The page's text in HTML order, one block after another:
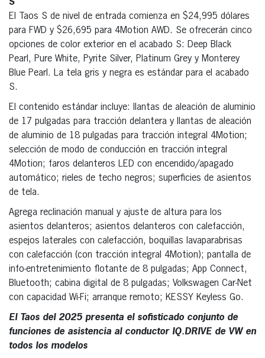
S
El Taos S de nivel de entrada comienza en $24,995 dólares
para FWD y $26,695 para 4Motion AWD. Se ofrecerán cinco
opciones de color exterior en el acabado S: Deep Black
Pearl, Pure White, Pyrite Silver, Platinum Grey y Monterey
Blue Pearl. La tela gris y negra es estándar para el acabado
S.
El contenido estándar incluye: llantas de aleación de aluminio
de 17 pulgadas para tracción delantera y llantas de aleación
de aluminio de 18 pulgadas para tracción integral 4Motion;
selección de modo de conducción en tracción integral
4Motion; faros delanteros LED con encendido/apagado
automático; rieles de techo negros; superficies de asientos
de tela.
Agrega reclinación manual y ajuste de altura para los
asientos delanteros; asientos delanteros con calefacción,
espejos laterales con calefacción, boquillas lavaparabrisas
con calefacción (con tracción integral 4Motion); pantalla de
info-entretenimiento flotante de 8 pulgadas; App Connect,
Bluetooth; cabina digital de 8 pulgadas; Volkswagen Car-Net
con capacidad Wi-Fi; arranque remoto; KESSY Keyless Go.
El Taos del 2025 presenta el sofisticado conjunto de
funciones de asistencia al conductor IQ.DRIVE de VW en
todos los modelos